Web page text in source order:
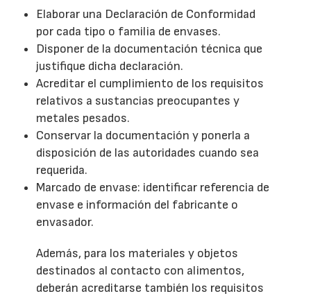
Elaborar una Declaración de Conformidad
por cada tipo o familia de envases.
Disponer de la documentación técnica que
justifique dicha declaración.
Acreditar el cumplimiento de los requisitos
relativos a sustancias preocupantes y
metales pesados.
Conservar la documentación y ponerla a
disposición de las autoridades cuando sea
requerida.
Marcado de envase: identificar referencia de
envase e información del fabricante o
envasador.
Además, para los materiales y objetos
destinados al contacto con alimentos,
deberán acreditarse también los requisitos